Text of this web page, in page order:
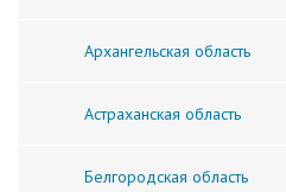
Архангельская область
Астраханская область
Белгородская область